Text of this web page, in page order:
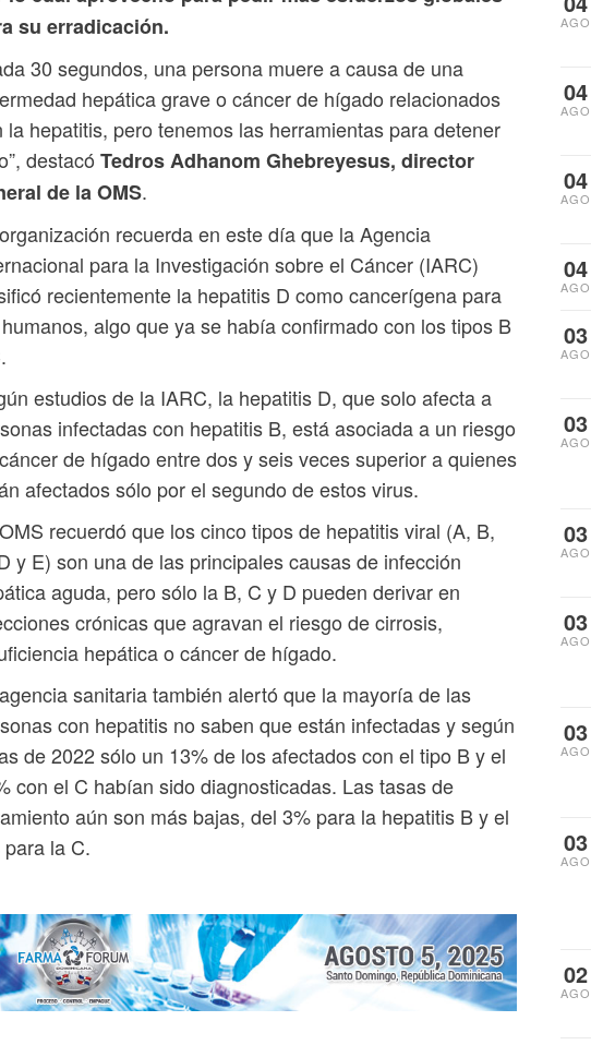
su erradicación.
30 segundos, una persona muere a causa de una
hepática grave o cáncer de hígado relacionados
la hepatitis, pero tenemos las herramientas para detener
destacó Tedros Adhanom Ghebreyesus, director
de la OMS.
recuerda en este día que la Agencia
para la Investigación sobre el Cáncer (IARC)
recientemente la hepatitis D como cancerígena para
algo que ya se había confirmado con los tipos B
estudios de la IARC, la hepatitis D, que solo afecta a
infectadas con hepatitis B, está asociada a un riesgo
de hígado entre dos y seis veces superior a quienes
afectados sólo por el segundo de estos virus.
recuerdó que los cinco tipos de hepatitis viral (A, B,
y E) son una de las principales causas de infección
aguda, pero sólo la B, C y D pueden derivar en
crónicas que agravan el riesgo de cirrosis,
hepática o cáncer de hígado.
sanitaria también alertó que la mayoría de las
con hepatitis no saben que están infectadas y según
de 2022 sólo un 13% de los afectados con el tipo B y el
con el C habían sido diagnosticadas. Las tasas de
aún son más bajas, del 3% para la hepatitis B y el
la C.
AGO
04
AGO
04
AGO
04
AGO
03
AGO
03
AGO
03
AGO
03
AGO
03
AGO
03
AGO
02
AGO